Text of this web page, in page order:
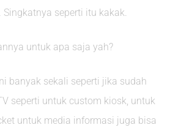
seperti itu kakak.
untuk apa saja yah?
banyak sekali seperti jika sudah
seperti untuk custom kiosk, untuk
untuk media informasi juga bisa